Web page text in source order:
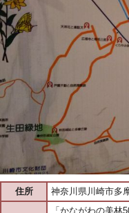
住所 神奈川県川崎市多
「かながわの美